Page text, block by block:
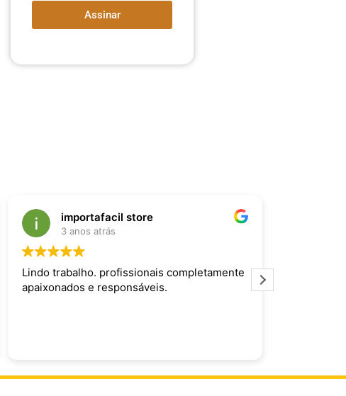
Assinar
importafacil store
3 anos atrás
Lindo trabalho. profissionais completamente
apaixonados e responsáveis.